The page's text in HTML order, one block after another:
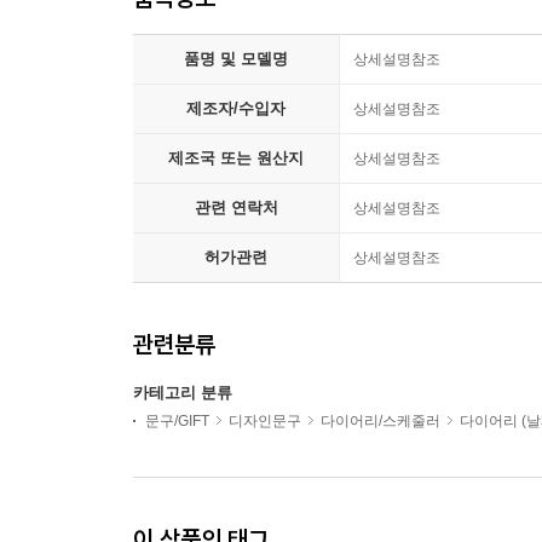
품명 및 모델명 상세설명참조
제조자/수입자 상세설명참조
제조국 또는 원산지 상세설명참조
관련 연락처 상세설명참조
허가관련 상세설명참조
관련분류
카테고리 분류
문구/GIFT 디자인문구 다이어리/스케줄러 다이어리 (